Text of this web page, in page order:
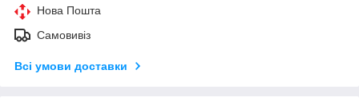
Нова Пошта
Самовивіз
Всі умови доставки